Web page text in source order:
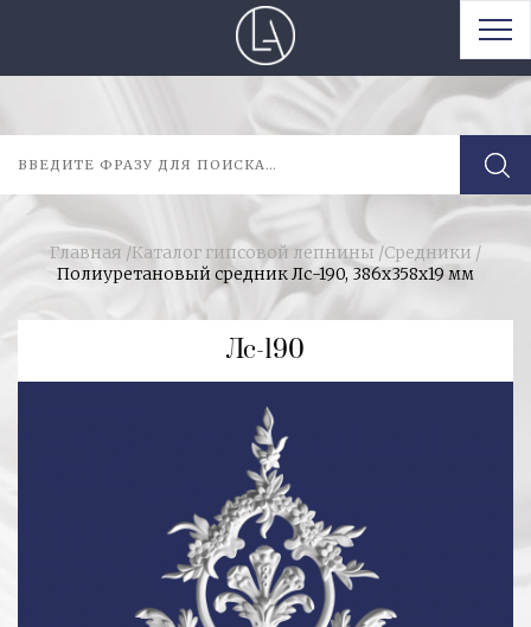
Главная /Каталог гипсовой лепнины /Средники /
Полиуретановый средник Лс-190, 386х358х19 мм
Лс-190